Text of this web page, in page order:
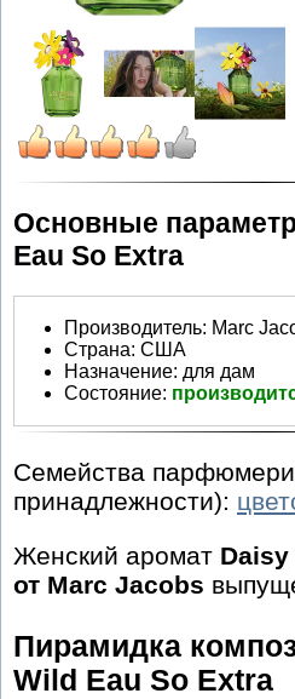
Основные
Eau So Extra
Производитель: Marc
Страна: США
Назначение: для дам
Состояние:
Семейства
принадлежности):
Женский аромат
от Marc Jacobs
Пирамидка
Wild Eau So Extra